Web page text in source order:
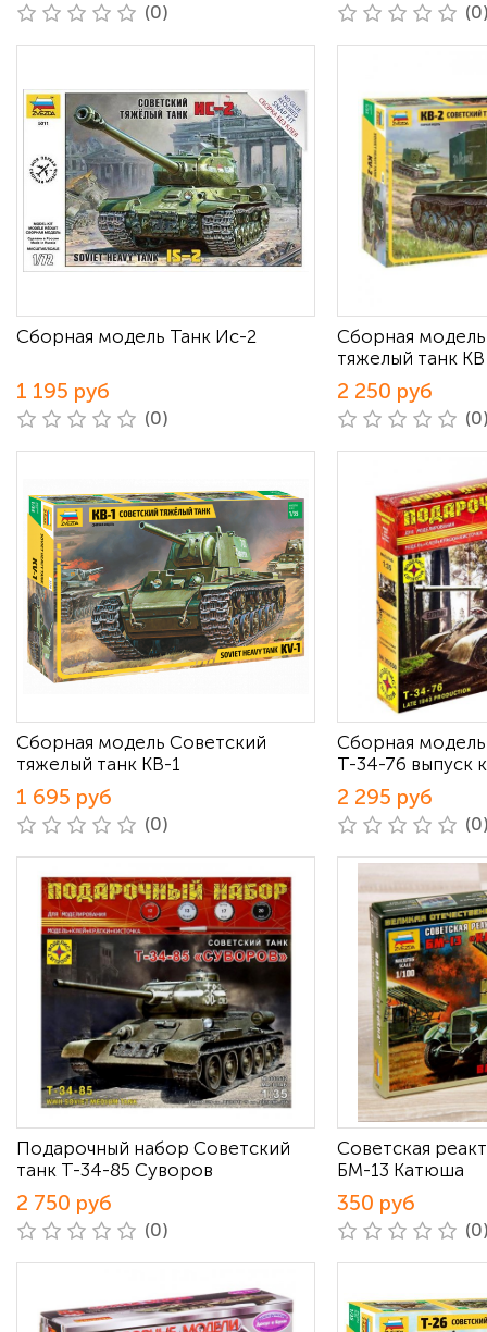
(0)
Сборная модель Танк Ис-2
1 195 руб
(0)
Сборная
тяжелый танк
2 250 руб
Сборная модель Советский
тяжелый танк КВ-1
1 695 руб
(0)
Сборная
Т-34-76 выпуск
2 295 руб
Подарочный набор Советский
танк Т-34-85 Суворов
2 750 руб
(0)
Советская
БМ-13 Катюша
350 руб